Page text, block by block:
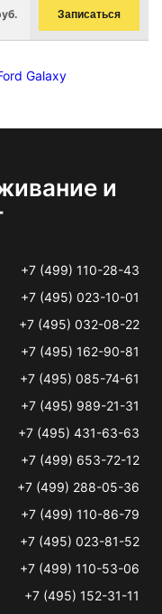
Записаться
Galaxy
и
+7 (499) 110-28-43
+7 (495) 023-10-01
+7 (495) 032-08-22
+7 (495) 162-90-81
+7 (495) 085-74-61
+7 (495) 989-21-31
+7 (495) 431-63-63
+7 (499) 653-72-12
+7 (499) 288-05-36
+7 (499) 110-86-79
+7 (495) 023-81-52
+7 (499) 110-53-06
+7 (495) 152-31-11